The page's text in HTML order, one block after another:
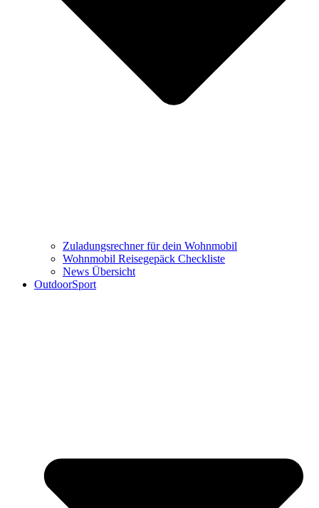
Zuladungsrechner für dein Wohnmobil
Wohnmobil Reisegepäck Checkliste
News Übersicht
OutdoorSport